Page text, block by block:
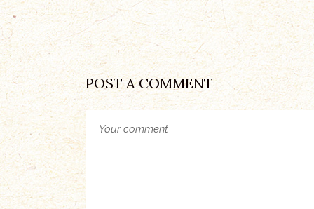
POST A COMMENT